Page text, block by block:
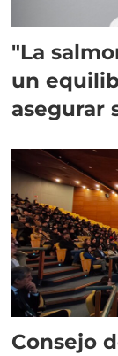
"La
un
asegurar
Consejo